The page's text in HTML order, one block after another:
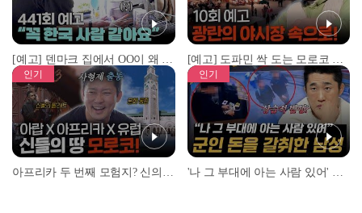
[예고] 덴마크 집에서 OO이 왜 나와...? 이상할 정도로 한국을 사랑하는 우리 형을 제보합니다! [예고] 도파민 싹 도는 모로코 야시장 투어!
인기 인기